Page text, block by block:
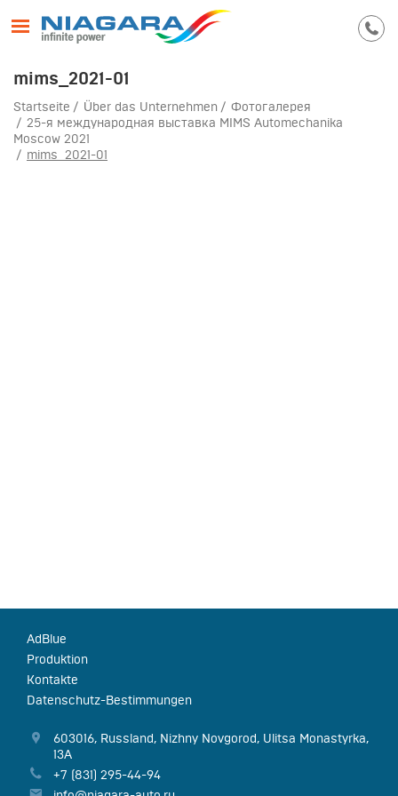
mims_2021-01
Startseite Über das Unternehmen
Фотогалерея
25-я международная выставка MIMS Automechanika
Moscow 2021
mims_2021-01
AdBlue
Produktion
Kontakte
Datenschutz-Bestimmungen
603016, Russland, Nizhny Novgorod, Ulitsa Monastyrka,
13А
+7 (831) 295-44-94